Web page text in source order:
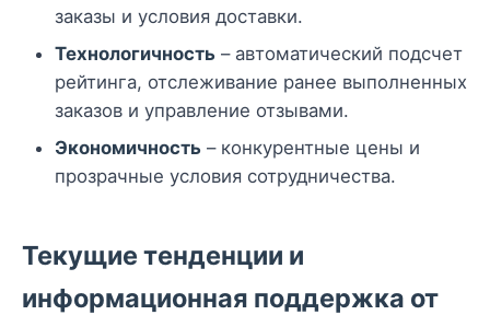
заказы и условия доставки.
Технологичность – автоматический подсчет
рейтинга, отслеживание ранее выполненных
заказов и управление отзывами.
Экономичность – конкурентные цены и
прозрачные условия сотрудничества.
Текущие тенденции и
информационная поддержка от